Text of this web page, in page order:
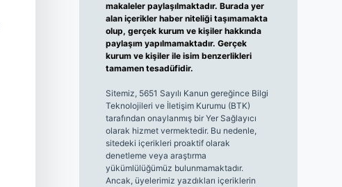
makaleler paylaşılmaktadır. Burada yer
alan içerikler haber niteliği taşımamakta
olup, gerçek kurum ve kişiler hakkında
paylaşım yapılmamaktadır. Gerçek
kurum ve kişiler ile isim benzerlikleri
tamamen tesadüfidir.
Sitemiz, 5651 Sayılı Kanun gereğince Bilgi
Teknolojileri ve İletişim Kurumu (BTK)
tarafından onaylanmış bir Yer Sağlayıcı
olarak hizmet vermektedir. Bu nedenle,
sitedeki içerikleri proaktif olarak
denetleme veya araştırma
yükümlülüğümüz bulunmamaktadır.
Ancak, üyelerimiz yazdıkları içeriklerin